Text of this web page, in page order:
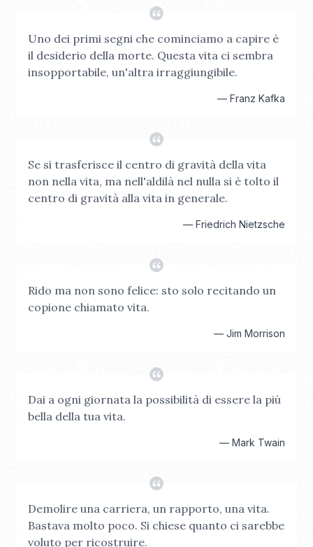
Uno dei primi segni che cominciamo a capire è
il desiderio della morte. Questa vita ci sembra
insopportabile, un'altra irraggiungibile.
— Franz Kafka
Se si trasferisce il centro di gravità della vita
non nella vita, ma nell'aldilà nel nulla si è tolto il
centro di gravità alla vita in generale.
— Friedrich Nietzsche
Rido ma non sono felice: sto solo recitando un
copione chiamato vita.
— Jim Morrison
Dai a ogni giornata la possibilità di essere la più
bella della tua vita.
— Mark Twain
Demolire una carriera, un rapporto, una vita.
Bastava molto poco. Si chiese quanto ci sarebbe
voluto per ricostruire.